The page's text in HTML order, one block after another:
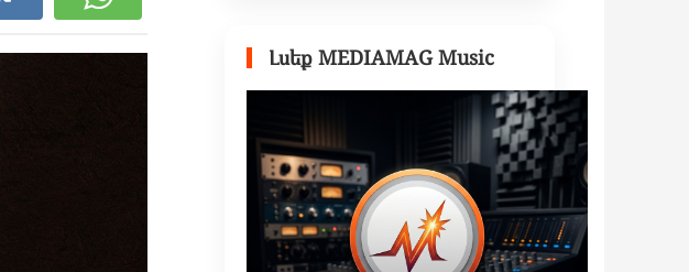
Լսեք MEDIAMAG Music